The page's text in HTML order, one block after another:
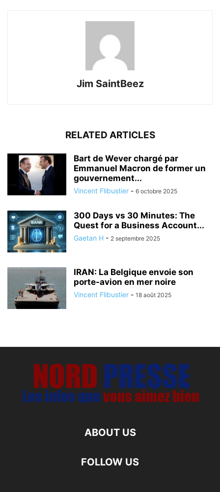
Jim SaintBeez
RELATED ARTICLES
Bart de Wever chargé par
Emmanuel Macron de former un
gouvernement...
Vincent Flibustier - 6 octobre 2025
300 Days vs 30 Minutes: The
Quest for a Business Account...
Gaetan H - 2 septembre 2025
IRAN: La Belgique envoie son
porte-avion en mer noire
Vincent Flibustier - 18 août 2025
ABOUT US
FOLLOW US